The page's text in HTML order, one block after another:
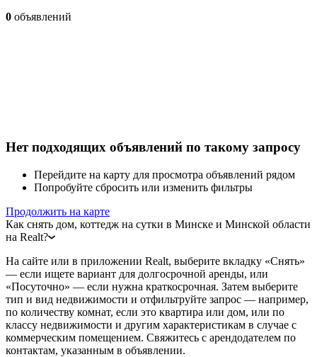
0 объявлений
Нет подходящих объявлений по такому запросу
Перейдите на карту для просмотра объявлений рядом
Попробуйте сбросить или изменить фильтры
Продолжить на карте
Как снять дом, коттедж на сутки в Минске и Минской области
на Realt?
На сайте или в приложении Realt, выберите вкладку «Снять»
— если ищете вариант для долгосрочной аренды, или
«Посуточно» — если нужна краткосрочная. Затем выберите
тип и вид недвижимости и отфильтруйте запрос — например,
по количеству комнат, если это квартира или дом, или по
классу недвижимости и другим характеристикам в случае с
коммерческим помещением. Свяжитесь с арендодателем по
контактам, указанным в объявлении.